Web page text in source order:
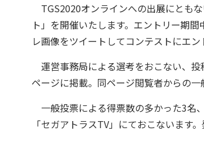
TGS2020オンラインへの出展にとも
ト」を開催いたします。エントリー期
レ画像をツイートしてコンテストにエン
運営事務局による選考をおこない、
ページに掲載。同ページ閲覧者からの一
一般投票による得票数の多かった3名
「セガアトラスTV」にておこないます